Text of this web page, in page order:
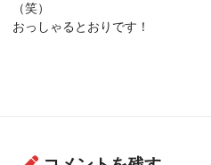
（笑）
おっしゃるとおりです！